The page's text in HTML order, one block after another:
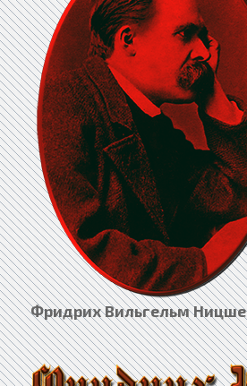
Фридрих Вильгельм Ницше